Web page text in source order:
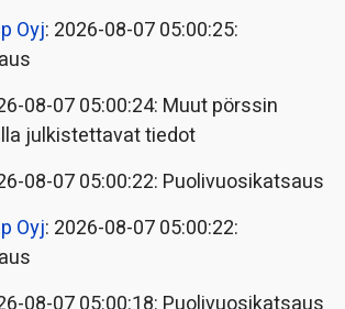
Oyj: 2026-08-07 05:00:25:
08-07 05:00:24: Muut pörssin
julkistettavat tiedot
08-07 05:00:22: Puolivuosikatsaus
Oyj: 2026-08-07 05:00:22: